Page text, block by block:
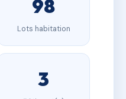
98
Lots habitation
3